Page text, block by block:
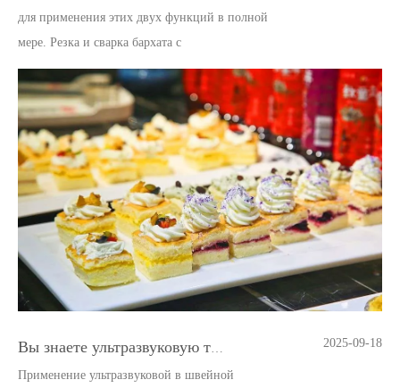
для применения этих двух функций в полной
мере. Резка и сварка бархата c
Вы знаете ультразвуковую технологию резки пищи
Применение ультразвуковой в швейной
2025-09-18